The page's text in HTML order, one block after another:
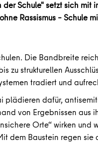
Schule" setzt sich
Rassismus –
Die Bandbreite
zu strukturellen
tradiert und
plädieren dafür,
von Ergebnissen aus
Orte“ wirken und
dem Baustein regen sie